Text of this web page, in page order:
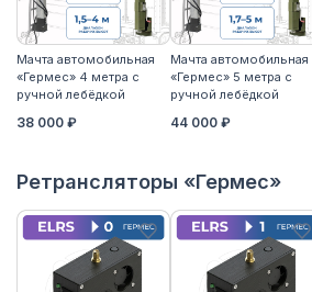
Мачта автомобильная
«Гермес» 4 метра с
ручной лебёдкой
38 000 ₽
Мачта автомобильная
«Гермес» 5 метра с
ручной лебёдкой
44 000 ₽
Ретрансляторы «Гермес»